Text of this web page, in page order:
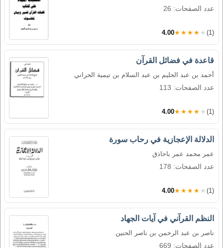
عدد الصفحات: 26
4.00★★★★★ (1)
قاعدة في فضائل القرآن
أحمد بن عبد الحليم بن عبد السلام بن تيمية الحراني
عدد الصفحات: 113
4.00★★★★★ (1)
الدلالة الإعجازية في رحاب سورة
عمر محمد عمر باحاذق
عدد الصفحات: 178
4.00★★★★★ (1)
النظم القرآني في آيات الجهاد
ناصر بن عبد الرحمن بن ناصر الحنين
عدد الصفحات: 669